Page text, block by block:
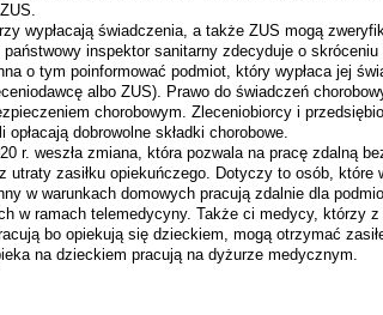
wypłacają świadczenia, a także ZUS mogą
inspektor sanitarny zdecyduje o
o tym poinformować podmiot, który wypłaca jej
albo ZUS). Prawo do świadczeń
chorobowym. Zleceniobiorcy i
dobrowolne składki chorobowe.
r. weszła zmiana, która pozwala na pracę zdalną
utraty zasiłku opiekuńczego. Dotyczy to osób, które
w warunkach domowych pracują zdalnie dla
w ramach telemedycyny. Także ci medycy, którzy
bo opiekują się dzieckiem, mogą otrzymać
na dzieckiem pracują na dyżurze medycznym.